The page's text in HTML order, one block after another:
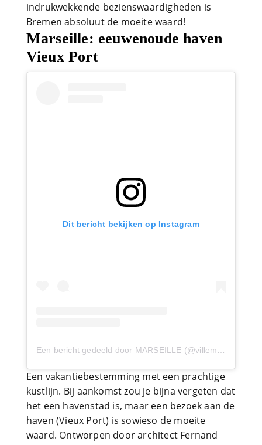
indrukwekkende bezienswaardigheden is
Bremen absoluut de moeite waard!
Marseille: eeuwenoude haven
Vieux Port
Dit bericht bekijken op Instagram
Een bericht gedeeld door MARSEILLE (@villemarseille)
Een vakantiebestemming met een prachtige
kustlijn. Bij aankomst zou je bijna vergeten dat
het een havenstad is, maar een bezoek aan de
haven (Vieux Port) is sowieso de moeite
waard. Ontworpen door architect Fernand